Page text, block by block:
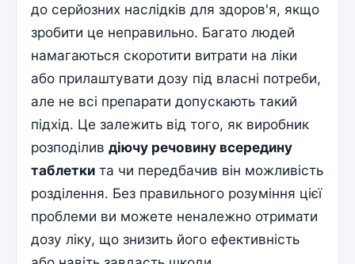
до серйозних наслідків для здоров'я, якщо
зробити це неправильно. Багато людей
намагаються скоротити витрати на ліки
або прилаштувати дозу під власні потреби,
але не всі препарати допускають такий
підхід. Це залежить від того, як виробник
розподіливдіючу речовину всередину
таблетки та чи передбачив він можливість
розділення. Без правильного розуміння цієї
проблеми ви можете неналежно отримати
дозу ліку, що знизить його ефективність